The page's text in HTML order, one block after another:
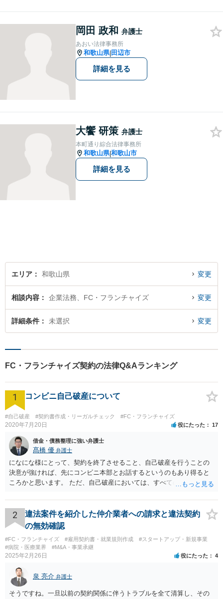
能です。まずはお気軽にご相
談ください。
岡田 政和 弁護士
あおい法律事務所
和歌山県|田辺市
詳細を見る
大饗 研策 弁護士
本町通り綜合法律事務所
和歌山県|和歌山市
詳細を見る
エリア 和歌山県 変更
相談内容 企業法務、FC・フランチャイズ 変更
詳細条件 未選択 変更
FC・フランチャイズ契約の法律Q&Aランキング
1 コンビニ自己破産について
#自己破産 #契約書作成・リーガルチェック #FC・フランチャイズ
2020年7月20日 役にたった 17
借金・債務整理に強い弁護士
髙橋 優 弁護士
になにな様にとって、契約を終了させること、自己破産を行うことの
決意が強ければ、先にコンビニ本部とお話するというのもあり得ると
ころかと思います。 ただ、自己破産においては、すべての債権者を公
扱うことが出来ないという点や財産の移転内容や時期によっては取り
戻す必要が出てくる等一定のリスクもございますので、もし契約を継
続するという選択肢がおありであれば、先に自己破産の相談というの
が適切かと思われます。 契約解約のご意思が固いところであれば、リ
スクを踏まえて進むしかないかと思いますので、本部との話が先であ
っても問題ないかと思います。
2
違法案件を紹介した仲介業者への請求と違法契約
の無効確認
#FC・フランチャイズ #雇用契約書・就業規則作成
#スタートアップ・新規事業
#病院・医療業界
#M&A・事業承継
2025年2月26日 役にたった 4
泉 亮介 弁護士
そうですね。一旦以前の契約関係に伴うトラブルを全て清算し、その